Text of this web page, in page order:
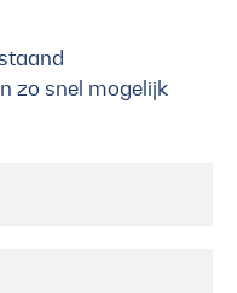
zo snel mogelijk